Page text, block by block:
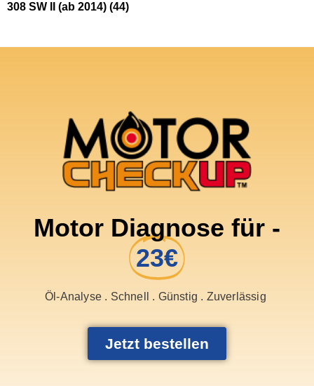
308 SW II (ab 2014) (44)
Motor Diagnose für -
23€
Öl-Analyse . Schnell . Günstig . Zuverlässig
Jetzt bestellen